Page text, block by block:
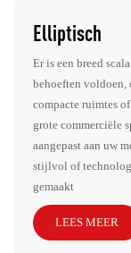
Elliptisch
Er is een breed
behoeften voldoen,
compacte ruimtes
grote commerciële
aangepast aan uw
stijlvol of
gemaakt
LEES MEER